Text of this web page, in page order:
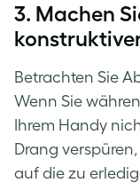
3. Machen
Betrachten Sie
Wenn Sie
Ihrem Handy
Drang
auf die zu